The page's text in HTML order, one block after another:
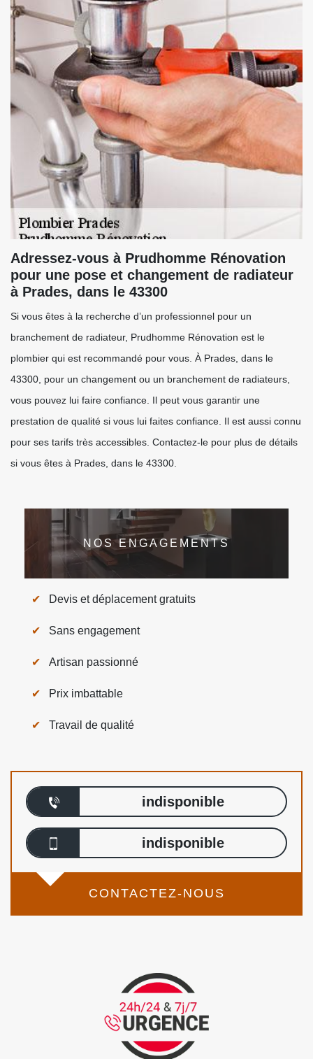
Adressez-vous à Prudhomme Rénovation
pour une pose et changement de radiateur
à Prades, dans le 43300
Si vous êtes à la recherche d’un professionnel pour un
branchement de radiateur, Prudhomme Rénovation est le
plombier qui est recommandé pour vous. À Prades, dans le
43300, pour un changement ou un branchement de radiateurs,
vous pouvez lui faire confiance. Il peut vous garantir une
prestation de qualité si vous lui faites confiance. Il est aussi connu
pour ses tarifs très accessibles. Contactez-le pour plus de détails
si vous êtes à Prades, dans le 43300.
NOS ENGAGEMENTS
Devis et déplacement gratuits
Sans engagement
Artisan passionné
Prix imbattable
Travail de qualité
indisponible
indisponible
CONTACTEZ-NOUS